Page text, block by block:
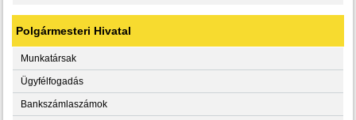
Polgármesteri Hivatal
Munkatársak
Ügyfélfogadás
Bankszámlaszámok